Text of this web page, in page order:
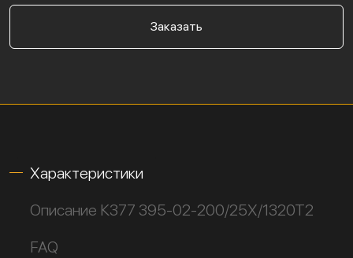
Заказать
Характеристики
Описание К377 395-02-200/25Х/1320Т2
FAQ